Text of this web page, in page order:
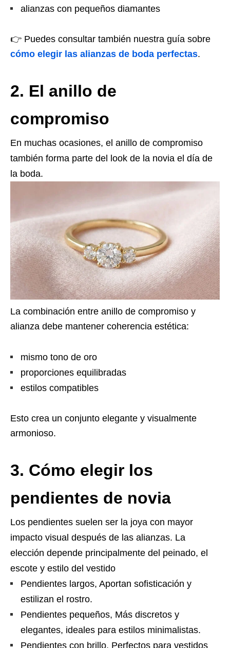
alianzas con pequeños diamantes
👉 Puedes consultar también nuestra guía sobre
cómo elegir las alianzas de boda perfectas.
2. El anillo de
compromiso
En muchas ocasiones, el anillo de compromiso
también forma parte del look de la novia el día de
la boda.
La combinación entre anillo de compromiso y
alianza debe mantener coherencia estética:
mismo tono de oro
proporciones equilibradas
estilos compatibles
Esto crea un conjunto elegante y visualmente
armonioso.
3. Cómo elegir los
pendientes de novia
Los pendientes suelen ser la joya con mayor
impacto visual después de las alianzas. La
elección depende principalmente del peinado, el
escote y estilo del vestido
Pendientes largos, Aportan sofisticación y
estilizan el rostro.
Pendientes pequeños, Más discretos y
elegantes, ideales para estilos minimalistas.
Pendientes con brillo, Perfectos para vestidos